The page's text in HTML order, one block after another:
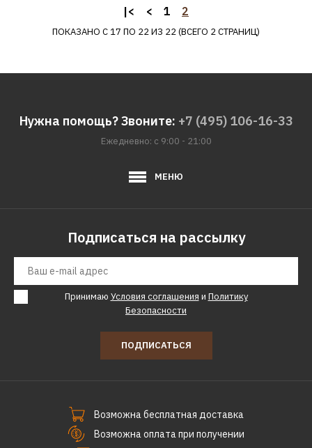
Сучкорез Gardena SlimCut
Дисплей 12010-
30.000.00
КУПИТЬ
650-900 B 12009-
20.000.00
15950р.
ДОБАВИТЬ К СРАВНЕНИЮ
FISKARS
Универсальный садовый
|< < 1 2
ПОКАЗАНО С 17 ПО 22 ИЗ 22 (ВСЕГО 2 СТРАНИЦ)
Нужна помощь? Звоните: +7 (495) 106-16-33
Ежедневно: с 9:00 - 21:00
МЕНЮ
Подписаться на рассылку
Принимаю Условия соглашения и Политику
Безопасности
ПОДПИСАТЬСЯ
Возможна бесплатная доставка
Возможна оплата при получении